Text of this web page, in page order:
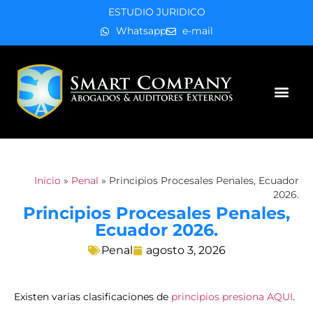
ESTUDIO JURIDICO
Whatsapp
e-mail
Inicio » Penal » Principios Procesales Penales, Ecuador
2026.
Principios Procesales Penales,
Ecuador 2026.
Penal agosto 3, 2026
Existen varias clasificaciones de principios presiona AQUI.